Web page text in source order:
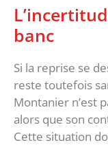
banc
‎Si la reprise se
reste toutefois
Montanier n’est
alors que son
‎Cette situation